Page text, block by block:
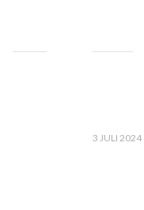
3 JULI 2024